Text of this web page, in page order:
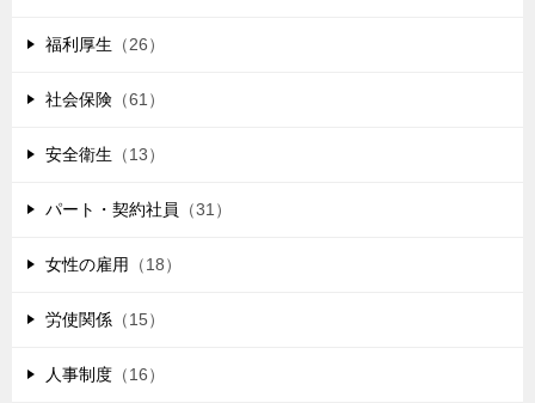
福利厚生 （26）
社会保険 （61）
安全衛生 （13）
パート・契約社員 （31）
女性の雇用 （18）
労使関係 （15）
人事制度 （16）